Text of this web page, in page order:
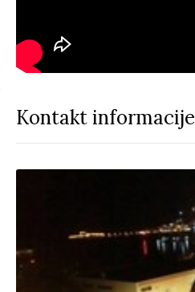
Kontakt informacije